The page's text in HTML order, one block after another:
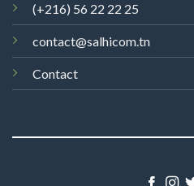
(+216) 56 22 22 25
contact@salhicom.tn
Contact